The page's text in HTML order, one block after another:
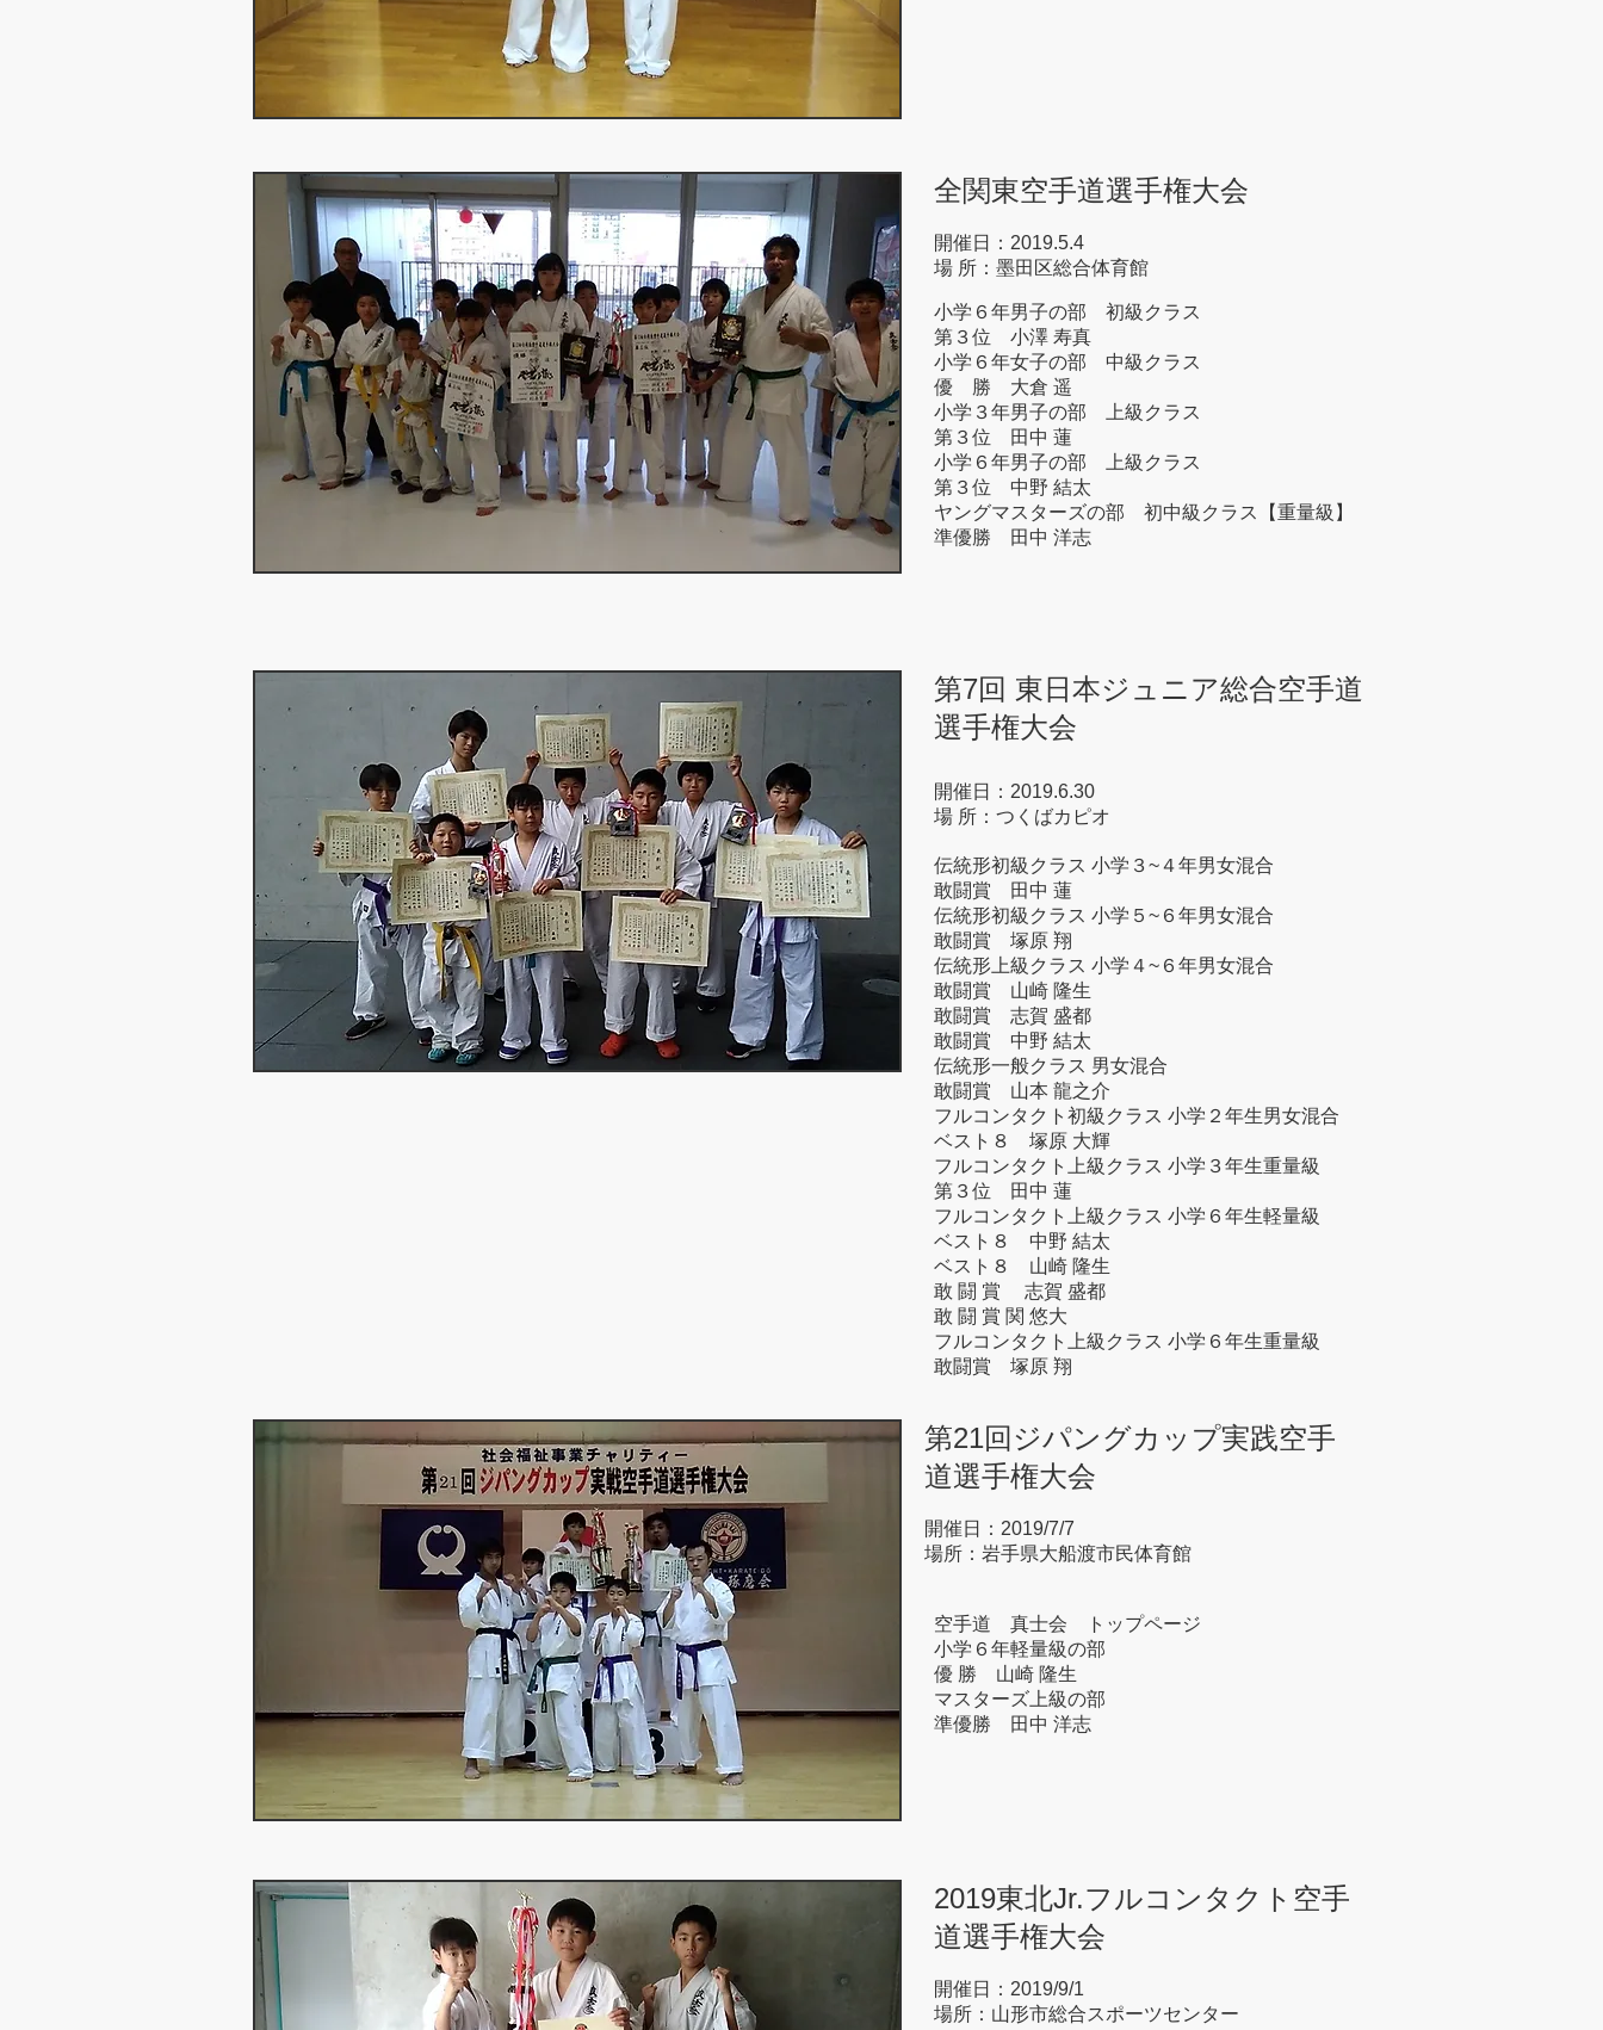
全関東空手道選手権大会
開催日：2019.5.4
場 所：墨田区総合体育館
小学６年男子の部 初級クラス
第３位 小澤 寿真
小学６年女子の部 中級クラス
優 勝 大倉 遥
小学３年男子の部 上級クラス
第３位 田中 蓮
小学６年男子の部 上級クラス
第３位 中野 結太
ヤングマスターズの部 初中級クラス【重量級】
準優勝 田中 洋志
第7回 東日本ジュニア総合空手道
選手権大会
開催日：2019.6.30
場 所：つくばカピオ
伝統形初級クラス 小学３~４年男女混合
敢闘賞 田中 蓮
伝統形初級クラス 小学５~６年男女混合
敢闘賞 塚原 翔
伝統形上級クラス 小学４~６年男女混合
敢闘賞 山崎 隆生
敢闘賞 志賀 盛都
敢闘賞 中野 結太
伝統形一般クラス 男女混合
敢闘賞 山本 龍之介
フルコンタクト初級クラス 小学２年生男女混合
ベスト８ 塚原 大輝
フルコンタクト上級クラス 小学３年生重量級
第３位 田中 蓮
フルコンタクト上級クラス 小学６年生軽量級
ベスト８ 中野 結太
ベスト８ 山崎 隆生
敢 闘 賞 志賀 盛都
敢 闘 賞 関 悠大
フルコンタクト上級クラス 小学６年生重量級
敢闘賞 塚原 翔
第21回ジパングカップ実践空手
道選手権大会
開催日：2019/7/7
場所：岩手県大船渡市民体育館
空手道 真士会 トップページ
小学６年軽量級の部
優 勝 山崎 隆生
マスターズ上級の部
準優勝 田中 洋志
2019東北Jr.フルコンタクト空手
道選手権大会
開催日：2019/9/1
場所：山形市総合スポーツセンター